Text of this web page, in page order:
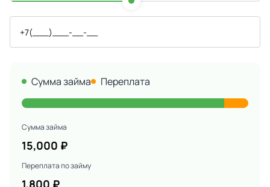
Сумма займа Переплата
Сумма займа
15,000 ₽
Переплата по займу
1,800 ₽